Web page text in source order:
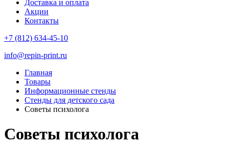
Доставка и оплата
Акции
Контакты
+7 (812) 634-45-10
info@repin-print.ru
Главная
Товары
Информационные стенды
Стенды для детского сада
Советы психолога
Советы психолога